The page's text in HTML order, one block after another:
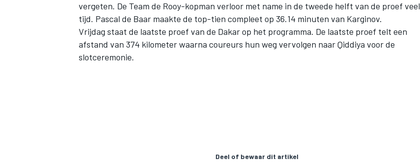
vergeten. De Team de Rooy-kopman verloor met name in de tweede helft van de proef veel
tijd. Pascal de Baar maakte de top-tien compleet op 36.14 minuten van Karginov.
Vrijdag staat de laatste proef van de Dakar op het programma. De laatste proef telt een
afstand van 374 kilometer waarna coureurs hun weg vervolgen naar Qiddiya voor de
slotceremonie.
Deel of bewaar dit artikel